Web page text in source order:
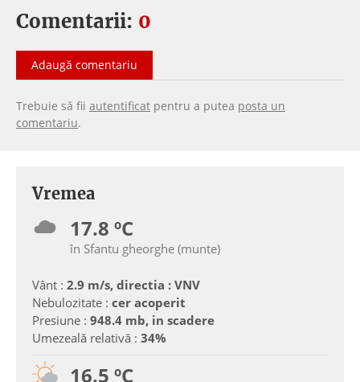
Comentarii: 0
Adaugă comentariu
Trebuie să fii autentificat pentru a putea posta un
comentariu.
Vremea
17.8 ºC
în Sfantu gheorghe (munte)
Vânt : 2.9 m/s, directia : VNV
Nebulozitate : cer acoperit
Presiune : 948.4 mb, in scadere
Umezeală relativă : 34%
16.5 ºC